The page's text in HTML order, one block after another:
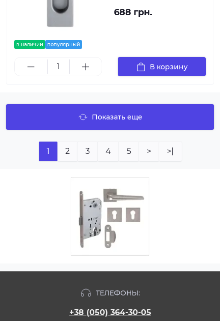
в наличии популярный
688 грн.
В корзину
Показать еще
1 2 3 4 5 > >|
ТЕЛЕФОНЫ:
+38 (050) 364-30-05